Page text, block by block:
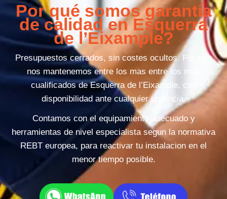
Por qué somos garantía
de calidad en Esquerra
de l’Eixample?
Presupuestos cerrados, sin costes ocultos. Por eso
nos mantenemos entre los mas entre los más
cualificados de Esquerra de l’Eixample, con
disponibilidad ante cualquier urgencia.
Contamos con el equipamiento adecuado y
herramientas de nivel especialista segun la normativa
REBT europea, para reactivar tu instalacion en el
menor tiempo posible.